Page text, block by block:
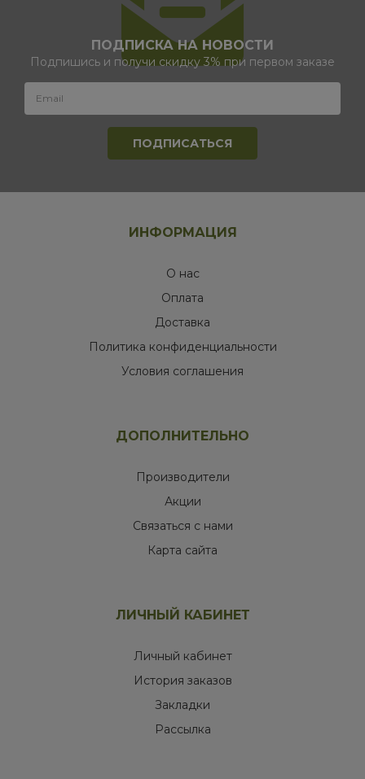
ПОДПИСКА НА НОВОСТИ
Подпишись и получи скидку 3% при первом заказе
ИНФОРМАЦИЯ
О нас
Оплата
Доставка
Политика конфиденциальности
Условия соглашения
ДОПОЛНИТЕЛЬНО
Производители
Акции
Связаться с нами
Карта сайта
ЛИЧНЫЙ КАБИНЕТ
Личный кабинет
История заказов
Закладки
Рассылка